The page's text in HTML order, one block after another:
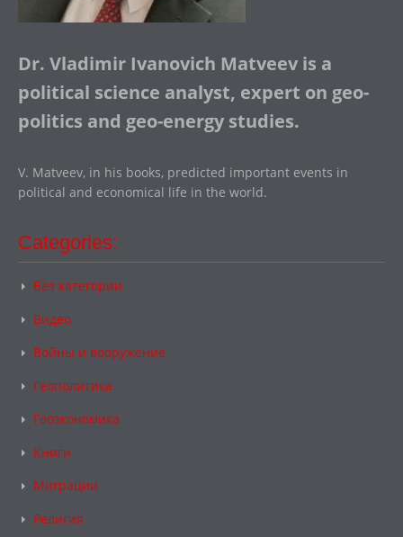
Dr. Vladimir Ivanovich Matveev is a
political science analyst, expert on geo-
politics and geo-energy studies.
V. Matveev, in his books, predicted important events in
political and economical life in the world.
Categories:
Без категории
Видео
Войны и вооружение
Геополитика
Геоэкономика
Книги
Миграции
Религия